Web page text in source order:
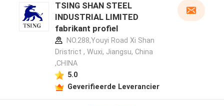
TSING SHAN STEEL
INDUSTRIAL LIMITED
fabrikant profiel
NO.288,Youyi Road Xi Shan
Dristrict , Wuxi, Jiangsu, China
,CHINA
5.0
Geverifieerde Leverancier